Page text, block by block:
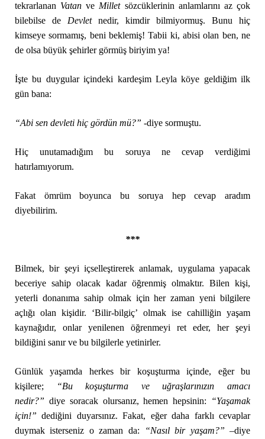
tekrarlanan Vatanve Millet sözcüklerinin anlamlarını az çok
bilebilse de Devlet nedir, kimdir bilmiyormuş. Bunu hiç
kimseye sormamış, beni beklemiş! Tabii ki, abisi olan ben, ne
de olsa büyük şehirler görmüş biriyim ya!
İşte bu duygular içindeki kardeşim Leyla köye geldiğim ilk
gün bana:
“Abi sen devleti hiç gördün mü?” -diye sormuştu.
Hiç unutamadığım bu soruya ne cevap verdiğimi
hatırlamıyorum.
Fakat ömrüm boyunca bu soruya hep cevap aradım
diyebilirim.
***
Bilmek, bir şeyi içselleştirerek anlamak, uygulama yapacak
beceriye sahip olacak kadar öğrenmiş olmaktır. Bilen kişi,
yeterli donanıma sahip olmak için her zaman yeni bilgilere
açlığı olan kişidir. ‘Bilir-bilgiç’ olmak ise cahilliğin yaşam
kaynağıdır, onlar yenilenen öğrenmeyi ret eder, her şeyi
bildiğini sanır ve bu bilgilerle yetinirler.
Günlük yaşamda herkes bir koşuşturma içinde, eğer bu
kişilere;
“Bu koşuşturma ve uğraşlarınızın amacı
nedir?” diye soracak olursanız, hemen hepsinin:
“Yaşamak
için!” dediğini duyarsınız. Fakat, eğer daha farklı cevaplar
duymak isterseniz o zaman da:
“Nasıl bir yaşam?” –diye